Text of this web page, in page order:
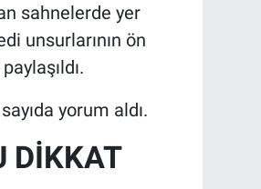
sahnelerde yer
unsurlarının ön
yorum aldı.
DİKKAT